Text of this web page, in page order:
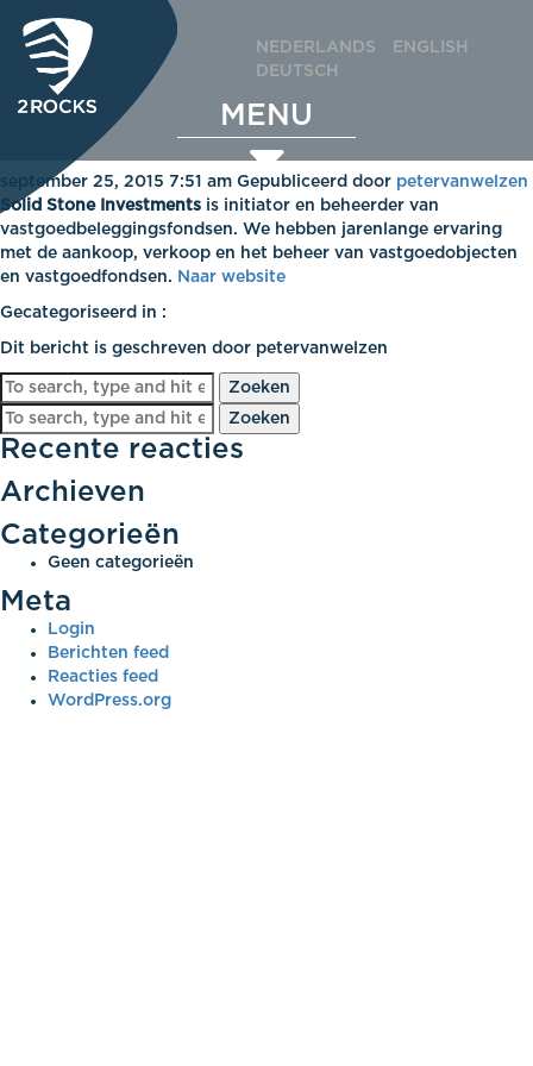
NEDERLANDS
ENGLISH
DEUTSCH
MENU
Solid Stone Investments
september 25, 2015 7:51 am Gepubliceerd door petervanwelzen
Solid Stone Investments is initiator en beheerder van
vastgoedbeleggingsfondsen. We hebben jarenlange ervaring
met de aankoop, verkoop en het beheer van vastgoedobjecten
en vastgoedfondsen. Naar website
Gecategoriseerd in :
Dit bericht is geschreven door petervanwelzen
Zoeken
Zoeken
Recente reacties
Archieven
Categorieën
Geen categorieën
Meta
Login
Berichten feed
Reacties feed
WordPress.org